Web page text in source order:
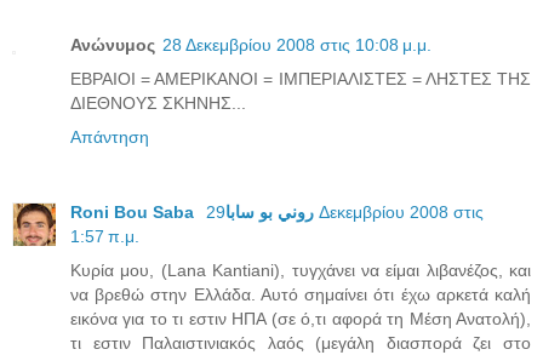
Ανώνυμος 28 Δεκεμβρίου 2008 στις 10:08 μ.μ.
ΕΒΡΑΙΟΙ = ΑΜΕΡΙΚΑΝΟΙ = ΙΜΠΕΡΙΑΛΙΣΤΕΣ = ΛΗΣΤΕΣ ΤΗΣ
ΔΙΕΘΝΟΥΣ ΣΚΗΝΗΣ...
Απάντηση
Roni Bou Saba روني بو سابا29 Δεκεμβρίου 2008 στις
1:57 π.μ.
Κυρία μου, (Lana Kantiani), τυγχάνει να είμαι λιβανέζος, και
να βρεθώ στην Ελλάδα. Αυτό σημαίνει ότι έχω αρκετά καλή
εικόνα για το τι εστιν ΗΠΑ (σε ό,τι αφορά τη Μέση Ανατολή),
τι εστιν Παλαιστινιακός λαός (μεγάλη διασπορά ζει στο